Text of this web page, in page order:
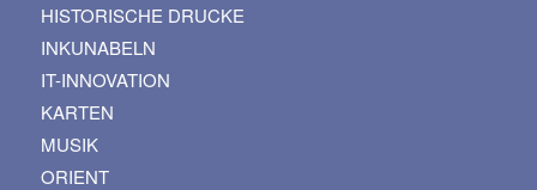
HISTORISCHE DRUCKE
INKUNABELN
IT-INNOVATION
KARTEN
MUSIK
ORIENT